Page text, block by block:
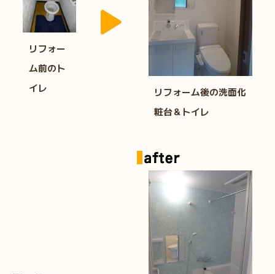
リフォー
ム前のト
イレ
リフォーム後の洗面化
粧台＆トイレ